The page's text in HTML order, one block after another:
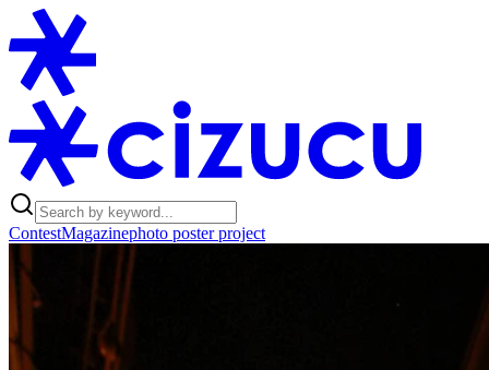
ContestMagazinephoto poster project